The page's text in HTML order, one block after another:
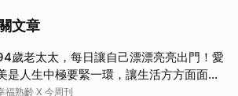
文章
歲老太太，每日讓自己漂漂亮亮出門！愛
是人生中極要緊一環，讓生活方方面面，
加豐富有樂趣
福熟齡 X 今周刊
消